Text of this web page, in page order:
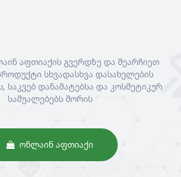
აფთიაქის გვერდზე და შეარჩიეთ
სხვადასხვა დასახელების
საკვებ დანამატებსა და კოსმეტიკურ
საშუალებებს შორის
ᲝᲜᲚᲐᲘᲜ ᲐᲤᲗᲘᲐᲥᲘ